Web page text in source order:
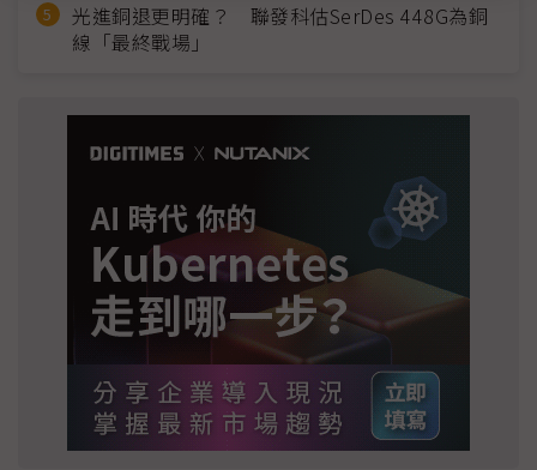
光進銅退更明確？ 聯發科估SerDes 448G為銅
線「最終戰場」